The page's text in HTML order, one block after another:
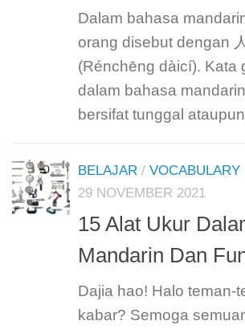
Dalam bahasa
orang disebut dengan
(Rénchēng dàicí). Kata
dalam bahasa
bersifat tunggal
BELAJAR / VOCABULARY
29 NOVEMBER 2021
15 Alat Ukur
Mandarin Dan
Dajia hao! Halo teman-
kabar? Semoga